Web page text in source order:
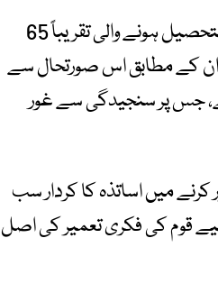
خواجہ آصف نے کہا کہ پاکستان میں میڈیکل کالجوں سے فارغ التحصیل ہونے والی تقریباً 65
ان کے مطابق اس صورتحال سے
جس پر سنجیدگی سے غور
میں اساتذہ کا کردار سب
قوم کی فکری تعمیر کی اصل